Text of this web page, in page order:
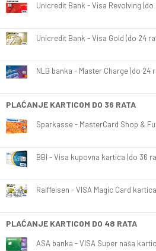
Unicredit Bank - Visa Revolving (do
Unicredit Bank - Visa Gold (do 24
NLB banka - Master Charge (do 24
PLAĆANJE KARTICOM DO 36 RATA
Sparkasse - MasterCard Shop &
BBI - Visa kupovna kartica (do 36
Raiffeisen - VISA Magic Card
PLAĆANJE KARTICOM DO 48 RATA
ASA banka - VISA Super naša